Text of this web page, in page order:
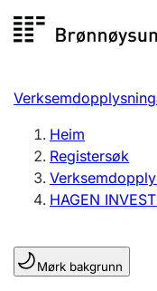
Registersøk
Aksjeselskap
Registrere,
Lag og foreining
Heim
Registersøk
HAGEN
Mørk bakgrunn